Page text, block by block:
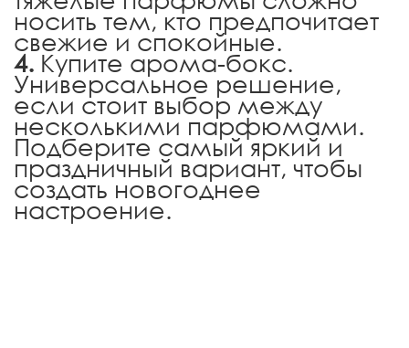
носить тем, кто предпочитает
свежие и спокойные.
Купите арома-бокс.
Универсальное решение,
если стоит выбор между
несколькими парфюмами.
Подберите самый яркий и
праздничный вариант, чтобы
создать новогоднее
настроение.